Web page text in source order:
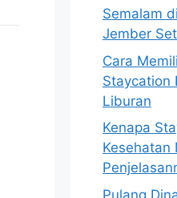
Semalam
Jember
Cara
Staycation
Liburan
Kenapa
Kesehatan
Pulang